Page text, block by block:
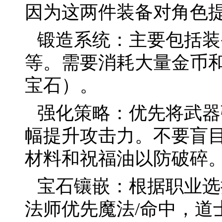
因为这两件装备对角色
锻造系统：主要包括
等。需要消耗大量金币
宝石）。
强化策略：优先将武
幅提升攻击力。不要盲
材料和祝福油以防破碎
宝石镶嵌：根据职业
法师优先魔法/命中，道